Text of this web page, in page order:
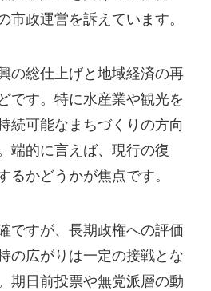
市政運営を訴えています。
の総仕上げと地域経済の再
です。特に水産業や観光を
続可能なまちづくりの方向
端的に言えば、現行の復
るかどうかが焦点です。
ですが、長期政権への評価
の広がりは一定の接戦とな
期日前投票や無党派層の動